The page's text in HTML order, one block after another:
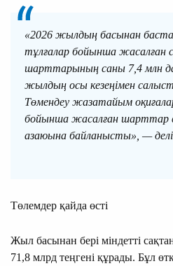
«2026 жылдың басынан
тұлғалар бойынша жасалған
шарттарының саны 7,4 млн
жылдың осы кезеңімен
Төмендеу жазатайым
бойынша жасалған шарттар
азаюына байланысты», —
Төлемдер қайда өсті
Жыл басынан бері міндетті
71,8 млрд теңгені құрады. Бұл